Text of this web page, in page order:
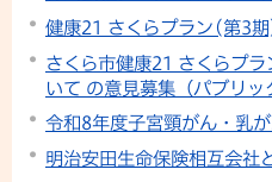
健康21 さくらプラン(第3
さくら市健康21 さくらプ
いて の意見募集（パブリ
令和8年度子宮頸がん・乳
明治安田生命保険相互会社